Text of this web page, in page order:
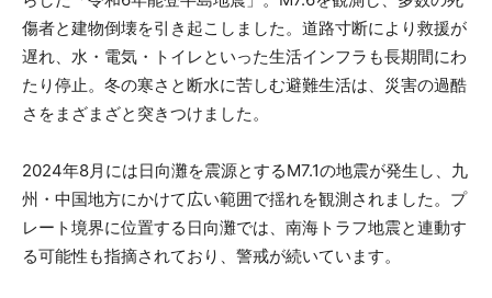
傷者と建物倒壊を引き起こしました。道路寸断により救援が
遅れ、水・電気・トイレといった生活インフラも長期間にわ
たり停止。冬の寒さと断水に苦しむ避難生活は、災害の過酷
さをまざまざと突きつけました。
2024年8月には日向灘を震源とするM7.1の地震が発生し、九
州・中国地方にかけて広い範囲で揺れを観測されました。プ
レート境界に位置する日向灘では、南海トラフ地震と連動す
る可能性も指摘されており、警戒が続いています。